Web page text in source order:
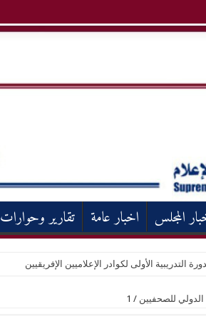
المجلس اخبار عامة تقارير وحوارات
التدريبية الأولى لكوادر الإعلاميين الإفريقيين
الدولي للصحفيين /
1